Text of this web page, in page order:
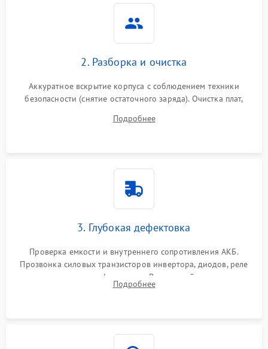
2. Разборка и очистка
Аккуратное вскрытие корпуса с соблюдением техники
безопасности (снятие остаточного заряда). Очистка плат,
и кистей для предотвращения перегрева и замыканий.
Подробнее
3. Глубокая дефектовка
Проверка емкости и внутреннего сопротивления АКБ.
Прозвонка силовых транзисторов инвертора, диодов, реле
переключения и трансформатора. Визуальный поиск вздутых
конденсаторов и прогаров на печатной плате.
Подробнее